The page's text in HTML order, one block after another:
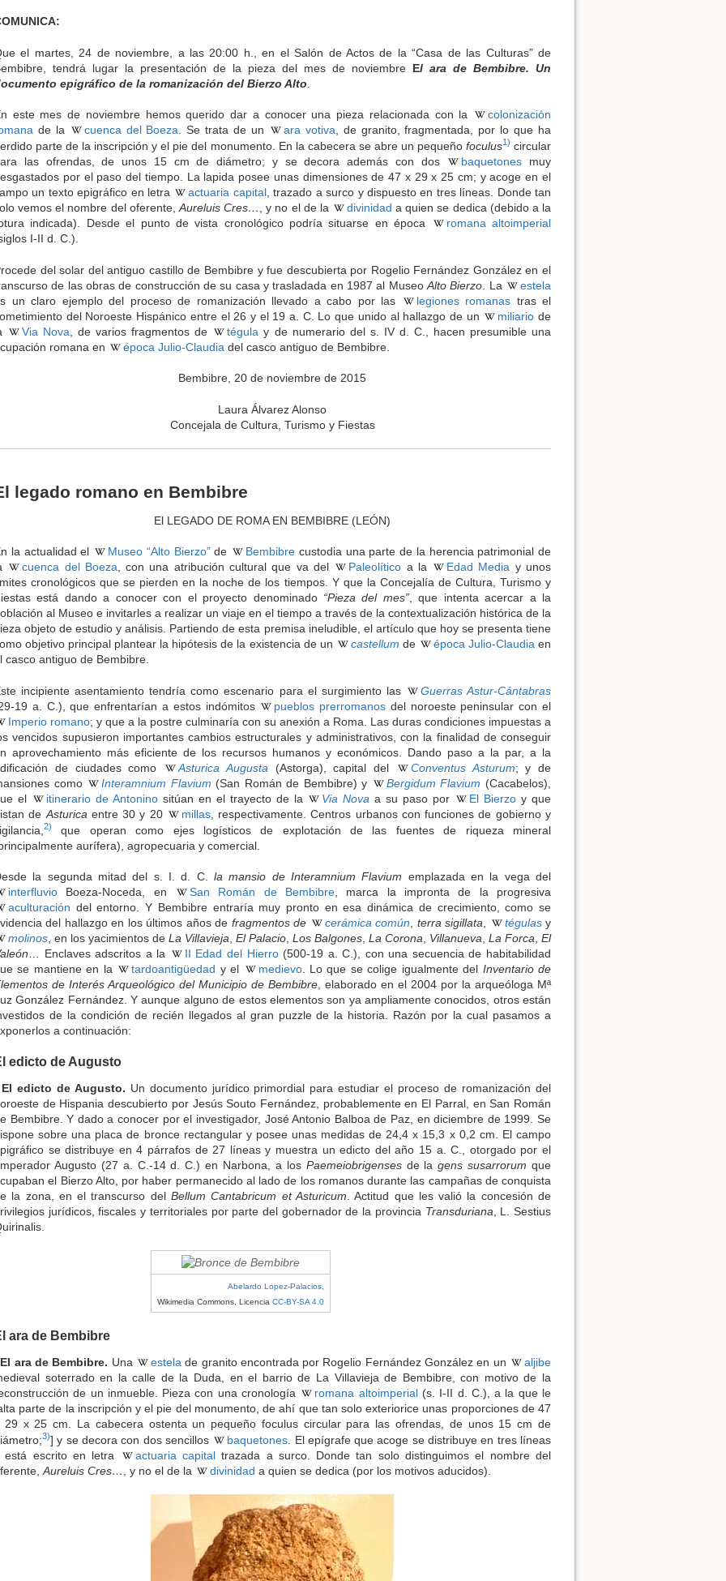
el martes, 24 de noviembre, a las 20:00 h., en el Salón de Actos de la “Casa de las Culturas” de
tendrá lugar la presentación de la pieza del mes de noviembre El ara de Bembibre. Un
epigráfico de la romanización del Bierzo Alto
este mes de noviembre hemos querido dar a conocer una pieza relacionada con la
colonización
de la cuenca del Boeza. Se trata de un ara votiva, de granito, fragmentada, por lo que ha
parte de la inscripción y el pie del monumento. En la cabecera se abre un pequeño foculus1) circular
las ofrendas, de unos 15 cm de diámetro; y se decora además con dos
baquetones muy
por el paso del tiempo. La lapida posee unas dimensiones de 47 x 29 x 25 cm; y acoge en el
un texto epigráfico en letra
actuaria capital, trazado a surco y dispuesto en tres líneas. Donde tan
vemos el nombre del oferente, Aureluis Cres… , y no el de la divinidad a quien se dedica (debido a la
indicada). Desde el punto de vista cronológico podría situarse en época
romana altoimperial
I-II d. C.).
del solar del antiguo castillo de Bembibre y fue descubierta por Rogelio Fernández González en el
de las obras de construcción de su casa y trasladada en 1987 al Museo Alto Bierzo . La
estela
un claro ejemplo del proceso de romanización llevado a cabo por las
legiones romanas tras el
del Noroeste Hispánico entre el 26 y el 19 a. C. Lo que unido al hallazgo de un
miliario de
Via Nova , de varios fragmentos de tégula y de numerario del s. IV d. C., hacen presumible una
romana en
época Julio-Claudia del casco antiguo de Bembibre.
Bembibre, 20 de noviembre de 2015
Laura Álvarez Alonso
Concejala de Cultura, Turismo y Fiestas
legado romano en Bembibre
El LEGADO DE ROMA EN BEMBIBRE (LEÓN)
la actualidad el Museo “Alto Bierzo”de Bembibre custodia una parte de la herencia patrimonial de
cuenca del Boeza, con una atribución cultural que va del Paleolítico a la Edad Media y unos
cronológicos que se pierden en la noche de los tiempos. Y que la Concejalía de Cultura, Turismo y
está dando a conocer con el proyecto denominado “Pieza del mes”, que intenta acercar a la
al Museo e invitarles a realizar un viaje en el tiempo a través de la contextualización histórica de la
objeto de estudio y análisis. Partiendo de esta premisa ineludible, el artículo que hoy se presenta tiene
objetivo principal plantear la hipótesis de la existencia de un
castellum de época Julio-Claudiaen
casco antiguo de Bembibre.
incipiente asentamiento tendría como escenario para el surgimiento las
Guerras Astur-Cántabras
19 a. C.), que enfrentarían a estos indómitos
pueblos prerromanos del noroeste peninsular con el
Imperio romano; y que a la postre culminaría con su anexión a Roma. Las duras condiciones impuestas a
vencidos supusieron importantes cambios estructurales y administrativos, con la finalidad de conseguir
aprovechamiento más eficiente de los recursos humanos y económicos. Dando paso a la par, a la
de ciudades como
Asturica Augusta (Astorga), capital del Conventus Asturum; y de
como
Interamnium Flavium (San Román de Bembibre) y Bergidum Flavium (Cacabelos),
el
itinerario de Antoninositúan en el trayecto de la Via Nova a su paso por El Bierzo y que
de Asturica entre 30 y 20 millas, respectivamente. Centros urbanos con funciones de gobierno y
2)
que operan como ejes logísticos de explotación de las fuentes de riqueza mineral
aurífera), agropecuaria y comercial.
la segunda mitad del s. I. d. C. la mansio de Interamnium Flavium emplazada en la vega del
interfluvio Boeza-Noceda, en San Román de Bembibre, marca la impronta de la progresiva
aculturación del entorno. Y Bembibre entraría muy pronto en esa dinámica de crecimiento, como se
del hallazgo en los últimos años de fragmentos de cerámica común, terra sigillata, tégulasy
molinos, en los yacimientos de La Villavieja, El Palacio, Los Balgones, La Corona, Villanueva, La Forca, El
… Enclaves adscritos a la II Edad del Hierro(500-19 a. C.), con una secuencia de habitabilidad
se mantiene en la
tardoantigüedad y el medievo. Lo que se colige igualmente del Inventario de
de Interés Arqueológico del Municipio de Bembibre, elaborado en el 2004 por la arqueóloga Mª
González Fernández. Y aunque alguno de estos elementos son ya ampliamente conocidos, otros están
de la condición de recién llegados al gran puzzle de la historia. Razón por la cual pasamos a
a continuación:
edicto de Augusto
edicto de Augusto. Un documento jurídico primordial para estudiar el proceso de romanización del
de Hispania descubierto por Jesús Souto Fernández, probablemente en El Parral, en San Román
Bembibre. Y dado a conocer por el investigador, José Antonio Balboa de Paz, en diciembre de 1999. Se
sobre una placa de bronce rectangular y posee unas medidas de 24,4 x 15,3 x 0,2 cm. El campo
se distribuye en 4 párrafos de 27 líneas y muestra un edicto del año 15 a. C., otorgado por el
Augusto (27 a. C.-14 d. C.) en Narbona, a los Paemeiobrigensesde lagens susarrorum que
el Bierzo Alto, por haber permanecido al lado de los romanos durante las campañas de conquista
la zona, en el transcurso delBellum Cantabricum et Asturicum . Actitud que les valió la concesión de
jurídicos, fiscales y territoriales por parte del gobernador de la provincia Transduriana , L. Sestius
Abelardo Lopez-Palacios,
Wikimedia Commons, Licencia CC-BY-SA 4.0
ara de Bembibre
ara de Bembibre. Una estela de granito encontrada por Rogelio Fernández González en un
aljibe
soterrado en la calle de la Duda, en el barrio de La Villavieja de Bembibre, con motivo de la
de un inmueble. Pieza con una cronología
romana altoimperial(s. I-II d. C.), a la que le
parte de la inscripción y el pie del monumento, de ahí que tan solo exteriorice unas proporciones de 47
29 x 25 cm. La cabecera ostenta un pequeño foculus circular para las ofrendas, de unos 15 cm de
3)] y se decora con dos sencillos baquetones . El epígrafe que acoge se distribuye en tres líneas
está escrito en letra
actuaria capitaltrazada a surco. Donde tan solo distinguimos el nombre del
Aureluis Cres… , y no el de la divinidad a quien se dedica (por los motivos aducidos).